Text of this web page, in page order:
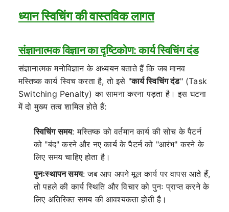
ध्यान स्विचिंग की वास्तविक लागत
संज्ञानात्मक विज्ञान का दृष्टिकोण: कार्य स्विचिंग दंड
संज्ञानात्मक मनोविज्ञान के अध्ययन बताते हैं कि जब मानव
मस्तिष्क कार्य स्विच करता है, तो इसे "कार्य स्विचिंग दंड" (Task
Switching Penalty) का सामना करना पड़ता है। इस घटना
में दो मुख्य तत्व शामिल होते हैं:
स्विचिंग समय: मस्तिष्क को वर्तमान कार्य की सोच के पैटर्न
को "बंद" करने और नए कार्य के पैटर्न को "आरंभ" करने के
लिए समय चाहिए होता है।
पुनःस्थापन समय: जब आप अपने मूल कार्य पर वापस आते हैं,
तो पहले की कार्य स्थिति और विचार को पुनः प्राप्त करने के
लिए अतिरिक्त समय की आवश्यकता होती है।